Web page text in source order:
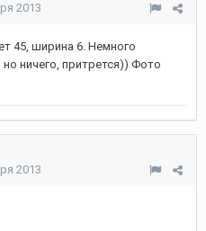
2013
45, ширина 6. Немного
ничего, притрется)) Фото
2013